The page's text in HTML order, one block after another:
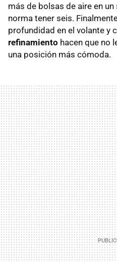
más de bolsas de aire en
norma tener seis.
profundidad en el volante y
refinamiento hacen que no
una posición más cómoda.